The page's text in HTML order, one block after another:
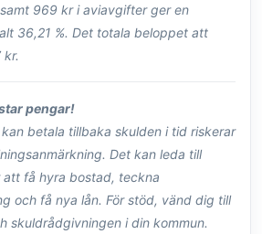
969 kr i aviavgifter ger en
36,21 %. Det totala beloppet att
pengar!
betala tillbaka skulden i tid riskerar
Det kan leda till
att få hyra bostad, teckna
och få nya lån. För stöd, vänd dig till
skuldrådgivningen i din kommun.